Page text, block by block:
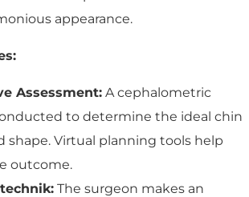
appearance.
Assessment: A cephalometric
to determine the ideal chin
shape. Virtual planning tools help
outcome.
The surgeon makes an